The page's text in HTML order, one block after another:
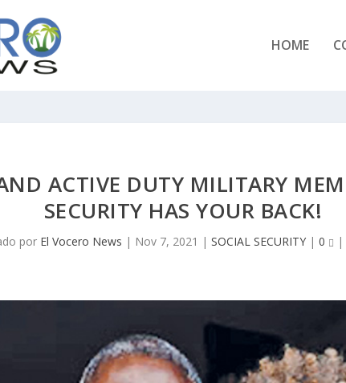
HOME
ACTIVE DUTY MILITARY
SECURITY HAS YOUR BACK!
por El Vocero News | Nov 7, 2021 |SOCIAL SECURITY |0 |